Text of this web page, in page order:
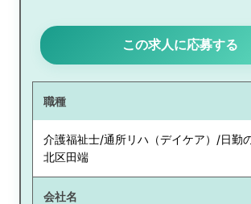
この求人に応募する
職種
介護福祉士/通所リハ（デイケア）/日勤
北区田端
会社名